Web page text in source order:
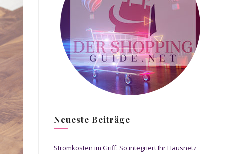
Neueste Beiträge
Stromkosten im Griff: So integriert Ihr Hausnetz